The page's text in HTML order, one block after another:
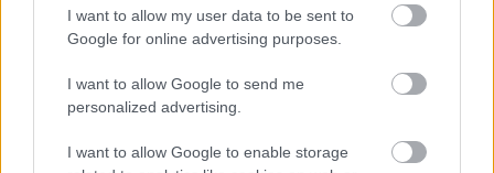
I want to allow my user data to be sent to
Google for online advertising purposes.
I want to allow Google to send me
personalized advertising.
I want to allow Google to enable storage